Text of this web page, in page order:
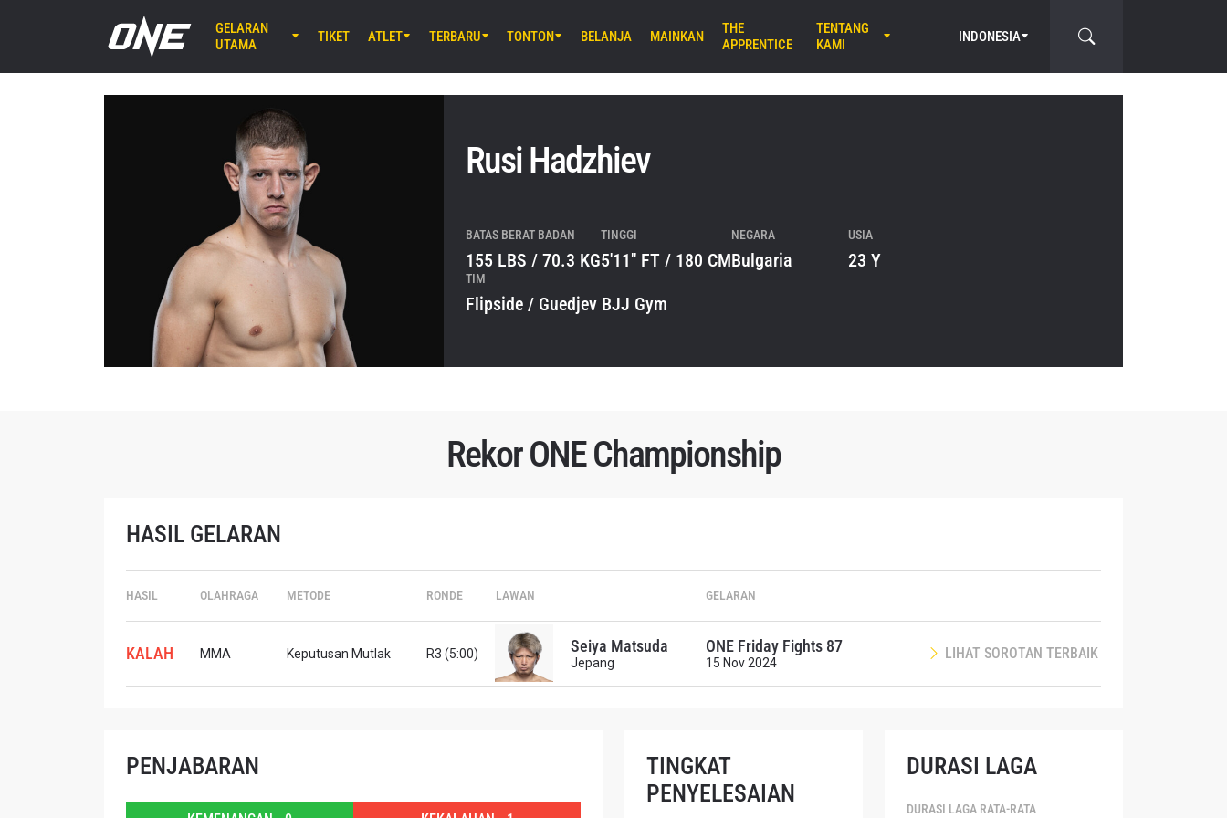
GELARAN
UTAMA
Lumpinee Stadium, Bangkok
ONE SAMURAI 2
TIKET ATLET TERBARU TONTON BELANJA MAINKAN
THE
APPRENTICE
TENTANG
KAMI
INDONESIA
Rusi Hadzhiev
BATAS BERAT BADAN
155 LBS / 70.3 KG
TINGGI
5'11" FT / 180 CM
NEGARA
Bulgaria
USIA
23 Y
TIM
Flipside / Guedjev BJJ Gym
Rekor ONE Championship
HASIL GELARAN
HASIL OLAHRAGA METODE RONDE LAWAN GELARAN
KALAH MMA Keputusan Mutlak R3 (5:00) Seiya Matsuda
Jepang
ONE Friday Fights 87
15 Nov 2024
LIHAT SOROTAN TERBAIK
PENJABARAN
TINGKAT
PENYELESAIAN
DURASI LAGA
DURASI LAGA RATA-RATA
LAWAN
LIHAT SOROTAN TERBAIK
IKUTI PERKEMBANGAN TERBARU
Bawa ONE Championship kemana pun anda pergi! Daftar sekarang untuk mendapat
akses ke berita terbaru, tawaran spesial, dan akses awal untuk kursi terbaik di
EMAIL